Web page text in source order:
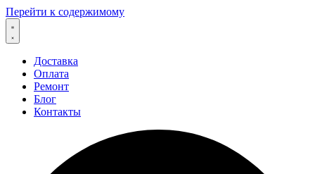
Перейти к содержимому
Доставка
Оплата
Ремонт
Блог
Контакты